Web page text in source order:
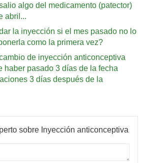
algo del medicamento (patector)
abril...
la inyección si el mes pasado no lo
como la primera vez?
de inyección anticonceptiva
haber pasado 3 días de la fecha
3 días después de la
sobre Inyección anticonceptiva